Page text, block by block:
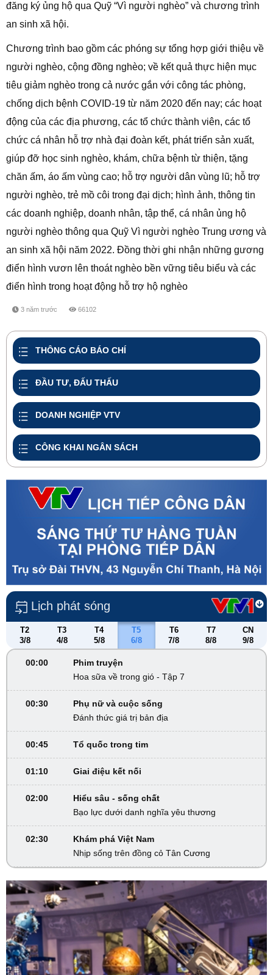
đăng ký ủng hộ qua Quỹ “Vì người nghèo” và chương trình
an sinh xã hội.
Chương trình bao gồm các phóng sự tổng hợp giới thiệu về
người nghèo, cộng đồng nghèo; về kết quả thực hiện mục
tiêu giảm nghèo trong cả nước gắn với công tác phòng,
chống dịch bệnh COVID-19 từ năm 2020 đến nay; các hoạt
động của các địa phương, các tổ chức thành viên, các tổ
chức cá nhân hỗ trợ nhà đại đoàn kết, phát triển sản xuất,
giúp đỡ học sinh nghèo, khám, chữa bệnh từ thiện, tặng
chăn ấm, áo ấm vùng cao; hỗ trợ người dân vùng lũ; hỗ trợ
người nghèo, trẻ mồ côi trong đại dịch; hình ảnh, thông tin
các doanh nghiệp, doanh nhân, tập thể, cá nhân ủng hộ
người nghèo thông qua Quỹ Vì người nghèo Trung ương và
an sinh xã hội năm 2022. Đồng thời ghi nhận những gương
điển hình vươn lên thoát nghèo bền vững tiêu biểu và các
điển hình trong hoạt động hỗ trợ hộ nghèo
3 năm trước 66102
THÔNG CÁO BÁO CHÍ
ĐẦU TƯ, ĐẤU THẤU
DOANH NGHIỆP VTV
CÔNG KHAI NGÂN SÁCH
Lịch phát sóng
T2
3/8
T3
4/8
T4
5/8
T5
6/8
T6
7/8
T7
8/8
CN
9/8
00:00
Phim truyện
Hoa sữa về trong gió - Tập 7
00:30
Phụ nữ và cuộc sống
Đánh thức giá trị bản địa
00:45 Tổ quốc trong tim
01:10 Giai điệu kết nối
02:00
Hiểu sâu - sống chất
Bạo lực dưới danh nghĩa yêu thương
02:30
Khám phá Việt Nam
Nhịp sống trên đồng cỏ Tân Cương
02:45
VTV Sống khỏe
Đừng để bữa ăn trở thành mối lo
03:30
Phim truyện
Người một nhà - Tập 1
04:15
Phim truyện